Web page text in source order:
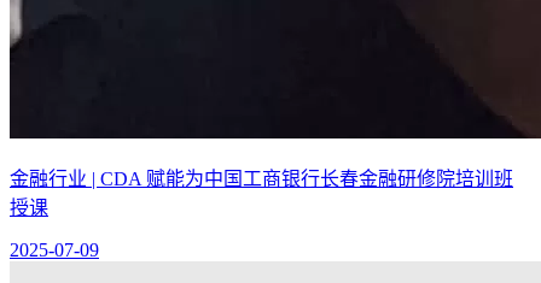
金融行业 | CDA 赋能为中国工商银行长春金融研修院培训班
授课
2025-07-09